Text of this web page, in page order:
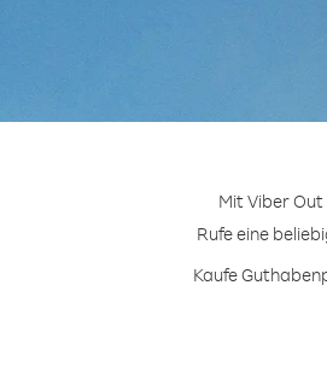
Mit Viber
Rufe eine
Kaufe